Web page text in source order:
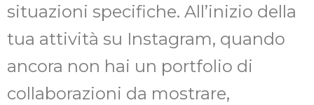
situazioni specifiche. All’inizio della
tua attività su Instagram, quando
ancora non hai un portfolio di
collaborazioni da mostrare,